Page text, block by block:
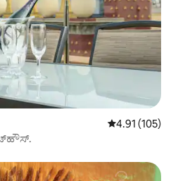
5 ರಲ್ಲಿ 4.91
4.91 (105)